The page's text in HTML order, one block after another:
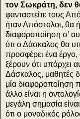
τον Σωκράτη, δεν
φανταστείτε τους
ήταν Απόστολοι, θα
διαφοροποίηση σ’
ότι ο Δάσκαλος θα
προσφέρει ένα
ξέρουν ότι υπάρχει
Δάσκαλος, μαθητές
μία διαφοροποίηση
άλλο είναι η
μεγάλη σημασία
ότι ο μοναδικός